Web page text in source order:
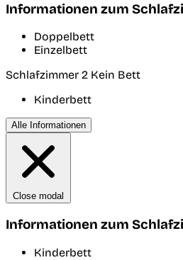
Informationen zum
Doppelbett
Einzelbett
Schlafzimmer 2 Kein Bett
Kinderbett
Alle Informationen
Close modal
Informationen zum
Kinderbett